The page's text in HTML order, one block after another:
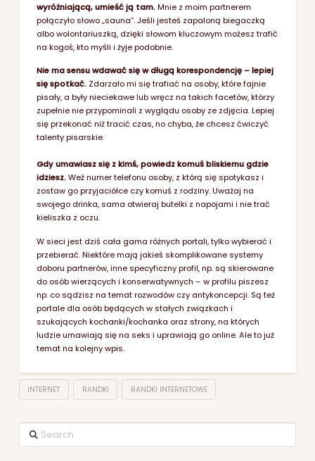
wyróżniającą, umieść ją tam.Mnie z moim partnerem
połączyło słowo „sauna”. Jeśli jesteś zapaloną biegaczką
albo wolontariuszką, dzięki słowom kluczowym możesz trafić
na kogoś, kto myśli i żyje podobnie.
Nie ma sensu wdawać się w długą korespondencję – lepiej
się spotkać.Zdarzało mi się trafiać na osoby, które fajnie
pisały, a były nieciekawe lub wręcz na takich facetów, którzy
zupełnie nie przypominali z wyglądu osoby ze zdjęcia. Lepiej
się przekonać niż tracić czas, no chyba, że chcesz ćwiczyć
talenty pisarskie.
Gdy umawiasz się z kimś, powiedz komuś bliskiemu gdzie
idziesz.Weź numer telefonu osoby, z którą się spotykasz i
zostaw go przyjaciółce czy komuś z rodziny. Uważaj na
swojego drinka, sama otwieraj butelki z napojami i nie trać
kieliszka z oczu.
W sieci jest dziś cała gama różnych portali, tylko wybierać i
przebierać. Niektóre mają jakieś skomplikowane systemy
doboru partnerów, inne specyficzny profil, np. są skierowane
do osób wierzących i konserwatywnych – w profilu piszesz
np. co sądzisz na temat rozwodów czy antykoncepcji. Są też
portale dla osób będących w stałych związkach i
szukających kochanki/kochanka oraz strony, na których
ludzie umawiają się na seks i uprawiają go online. Ale to już
temat na kolejny wpis.
INTERNET RANDKI RANDKI INTERNETOWE